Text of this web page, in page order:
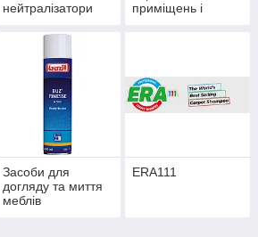
нейтралізатори
приміщень і
приміщень і
Засоби для
догляду та миття
меблів
ERA111